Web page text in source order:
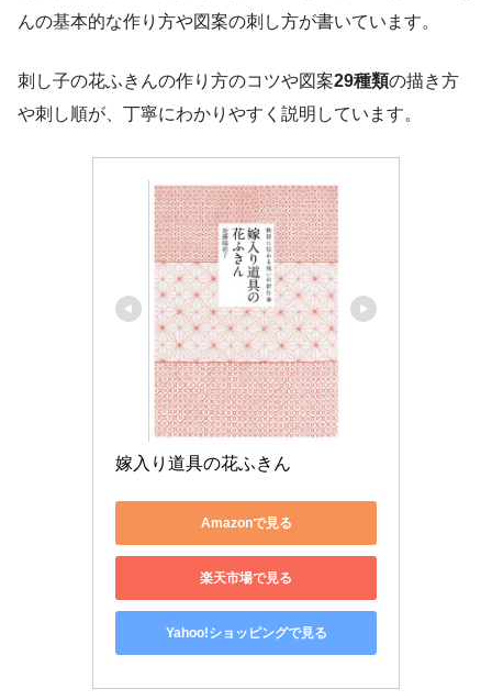
んの基本的な作り方や図案の刺し方が書いています。
刺し子の花ふきんの作り方のコツや図案29種類の描き方
や刺し順が、丁寧にわかりやすく説明しています。
嫁入り道具の花ふきん
Amazonで見る
楽天市場で見る
Yahoo!ショッピングで見る